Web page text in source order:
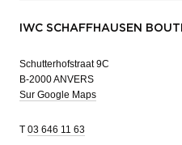
IWC SCHAFFHAUSEN
Schutterhofstraat 9C
B-2000 ANVERS
Sur Google Maps
T 03 646 11 63